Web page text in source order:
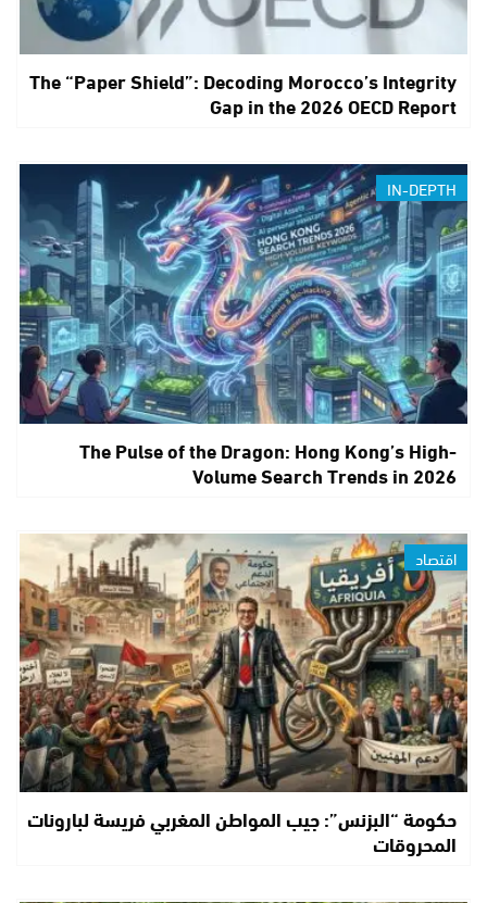
The “Paper Shield”: Decoding Morocco’s Integrity
Gap in the 2026 OECD Report
IN-DEPTH
The Pulse of the Dragon: Hong Kong’s High-
Volume Search Trends in 2026
اقتصاد
حكومة “البزنس”: جيب المواطن المغربي فريسة لبارونات
المحروقات